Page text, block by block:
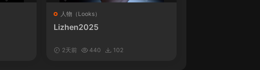
人物（Looks）
Lizhen2025
2天前 440 102